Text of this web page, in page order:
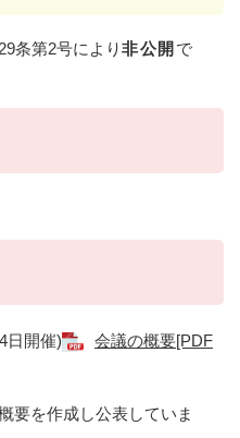
条第2号により非公開 で
日開催)
会議の概要[PDF
要を作成し公表していま